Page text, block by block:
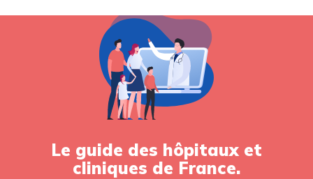
Le guide des hôpitaux et
cliniques de France.